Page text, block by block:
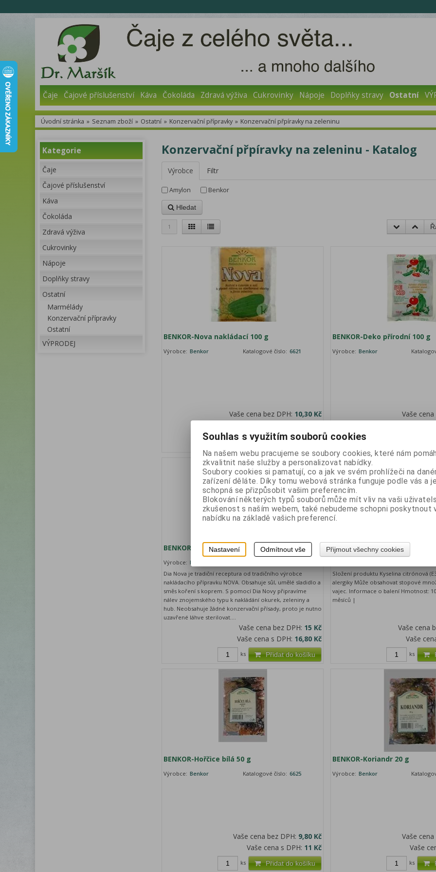
Čaje Čajové příslušenství Káva Čokoláda Zdravá výživa Cukrovinky Nápoje Doplňky stravy Ostatní
Úvodní stránka » Seznam zboží » Ostatní » Konzervační přípravky » Konzervační přpíravky na zeleninu
Kategorie
Čaje
Čajové příslušenství
Káva
Čokoláda
Zdravá výživa
Cukrovinky
Nápoje
Doplňky stravy
Ostatní
Marmélády
Konzervační přípravky
Ostatní
VÝPRODEJ
Konzervační přpíravky na zeleninu - Katalog
Výrobce Filtr
Amylon Benkor
Hledat
1
BENKOR-Nova nakládací 100 g
Výrobce: Benkor Katalogové číslo: 6621
Vaše cena bez DPH: 10,30 Kč
Přidat do košíku
ks
BENKOR-Deko přírodní 100 g
Výrobce: Benkor
Vaše
Vaše
BENKOR-Dia Nova 108 g
Výrobce: Benkor
Dia Nova je tradiční receptura od tradičního výrobce
nakládacího přípravku NOVA. Obsahuje sůl, umělé sladidlo a
směs koření s koprem. S pomocí Dia Novy připravíme
nálev znojemského typu k nakládání okurek, zeleniny a
hub. Neobsahuje žádné konzervační přísady, proto je nutno
uzavřené láhve sterilovat....
Vaše cena bez DPH: 15 Kč
Vaše cena s DPH: 16,80 Kč
Přidat do košíku
ks
AMYLON-Kyselina citronová
Složení produktu Kyselina citrónová
alergiky Může obsahovat stopové
vajec. Informace o balení Hmotnost:
měsíců |
Vaše cena
Vaše
ks
BENKOR-Hořčice bílá 50 g
Výrobce: Benkor Katalogové číslo: 6625
Vaše cena bez DPH: 9,80 Kč
Vaše cena s DPH: 11 Kč
Přidat do košíku
ks
BENKOR-Koriandr 20 g
Výrobce: Benkor
Vaše
Vaše
ks
Souhlas s využitím souborů cookies
Na našem webu pracujeme se soubory cookies, které nám
zkvalitnit naše služby a personalizovat nabídky.
Soubory cookies si pamatují, co a jak ve svém prohlížeči na
zařízení děláte. Díky tomu webová stránka funguje podle vás a je
schopná se přizpůsobit vašim preferencím.
Blokování některých typů souborů může mít vliv na vaši
zkušenost s naším webem, také nebudeme schopni poskytnout
nabídku na základě vašich preferencí.
Nastavení Odmítnout vše Přijmout všechny cookies